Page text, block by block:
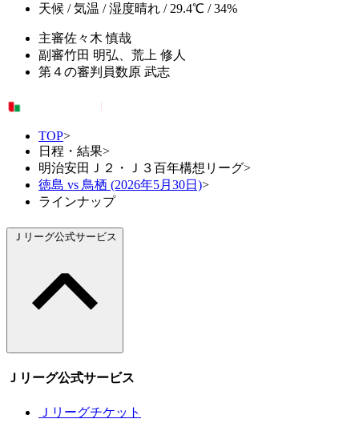
天候 / 気温 / 湿度晴れ / 29.4℃ / 34%
主審佐々木 慎哉
副審竹田 明弘、荒上 修人
第４の審判員数原 武志
TOP>
日程・結果>
明治安田Ｊ２・Ｊ３百年構想リーグ>
徳島 vs 鳥栖 (2026年5月30日)>
ラインナップ
Ｊリーグ公式サービス
Ｊリーグ公式サービス
Ｊリーグチケット